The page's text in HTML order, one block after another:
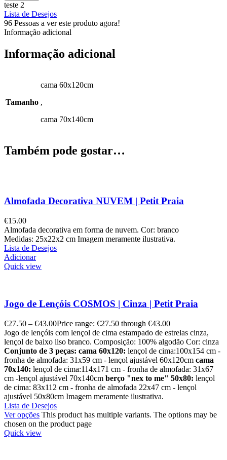
teste 2
Lista de Desejos
96 Pessoas a ver este produto agora!
Informação adicional
Informação adicional
Tamanho
cama 60x120cm
,
cama 70x140cm
Também pode gostar…
Almofada Decorativa NUVEM | Petit Praia
€15.00
Almofada decorativa em forma de nuvem. Cor: branco
Medidas: 25x22x2 cm Imagem meramente ilustrativa.
Lista de Desejos
Adicionar
Quick view
Jogo de Lençóis COSMOS | Cinza | Petit Praia
€27.50 – €43.00Price range: €27.50 through €43.00
Jogo de lençóis com lençol de cima estampado de estrelas cinza,
lençol de baixo liso branco. Composição: 100% algodão Cor: cinza
Conjunto de 3 peças: cama 60x120: lençol de cima:100x154 cm -
fronha de almofada: 31x59 cm - lençol ajustável 60x120cm cama
70x140: lençol de cima:114x171 cm - fronha de almofada: 31x67
cm -lençol ajustável 70x140cm berço "nex to me" 50x80: lençol
de cima: 83x112 cm - fronha de almofada 22x47 cm - lençol
ajustável 50x80cm Imagem meramente ilustrativa.
Lista de Desejos
Ver opções This product has multiple variants. The options may be
chosen on the product page
Quick view